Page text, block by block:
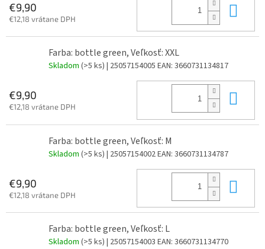
€9,90
€12,18 vrátane DPH
Farba: bottle green, Veľkosť: XXL
Skladom (>5 ks) | 25057154005 EAN: 3660731134817
€9,90
€12,18 vrátane DPH
Farba: bottle green, Veľkosť: M
Skladom (>5 ks) | 25057154002EAN: 3660731134787
€9,90
€12,18 vrátane DPH
Farba: bottle green, Veľkosť: L
Skladom (>5 ks) | 25057154003 EAN: 3660731134770